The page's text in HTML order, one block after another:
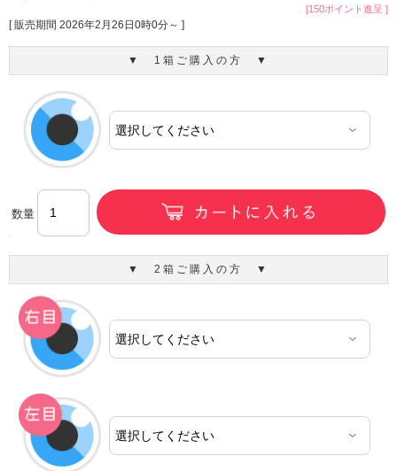
[150ポイント進呈 ]
[ 販売期間 2026年2月26日0時0分～ ]
▼ 1箱ご購入の方 ▼
数量
▼ 2箱ご購入の方 ▼